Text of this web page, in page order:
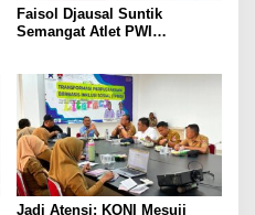
Faisol Djausal Suntik
Semangat Atlet PWI
Nasional
Jadi Atensi: KONI Mesuji